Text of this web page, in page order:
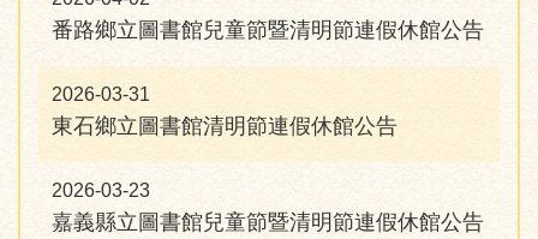
番路鄉立圖書館兒童節暨清明節連假休館公告
2026-03-31
東石鄉立圖書館清明節連假休館公告
2026-03-23
嘉義縣立圖書館兒童節暨清明節連假休館公告